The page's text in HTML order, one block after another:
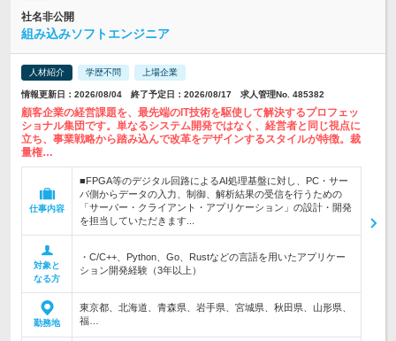
社名非公開
組み込みソフトエンジニア
人材紹介 学歴不問 上場企業
情報更新日：2026/08/04 終了予定日：2026/08/17 求人管理No. 485382
顧客企業の経営課題を、最先端のIT技術を駆使して解決するプロフェッ
ショナル集団です。単なるシステム開発ではなく、経営者と同じ視点に
立ち、事業戦略から踏み込んで改革をデザインするスタイルが特徴。裁
量権…
仕事内容
■FPGA等のデジタル回路によるAI処理基盤に対し、PC・サー
バ側からデータの入力、制御、解析結果の受信を行うための
「サーバー・クライアント・アプリケーション」の設計・開発
を担当していただきます...
対象と
なる方
・C/C++、Python、Go、Rustなどの言語を用いたアプリケー
ション開発経験（3年以上）
勤務地
東京都、北海道、青森県、岩手県、宮城県、秋田県、山形県、
福…